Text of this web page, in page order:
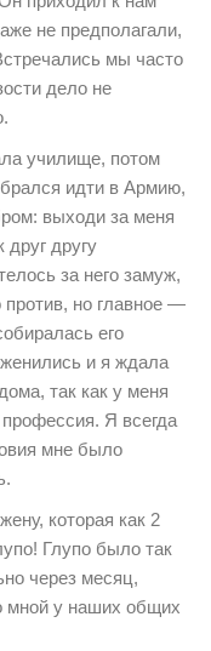
не предполагали,
мы часто
дело не
училище, потом
идти в Армию,
выходи за меня
другу
за него замуж,
но главное —
его
и я ждала
так как у меня
Я всегда
мне было
которая как 2
Глупо было так
через месяц,
мной у наших общих